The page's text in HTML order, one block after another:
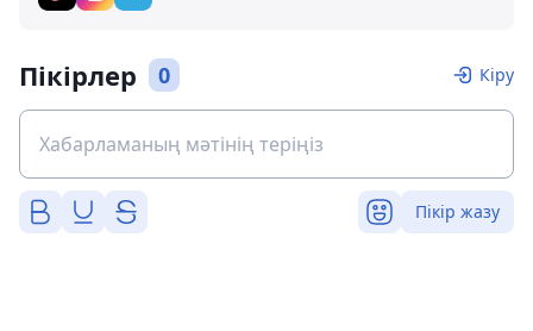
Пікірлер 0 Кіру
Пікір жазу